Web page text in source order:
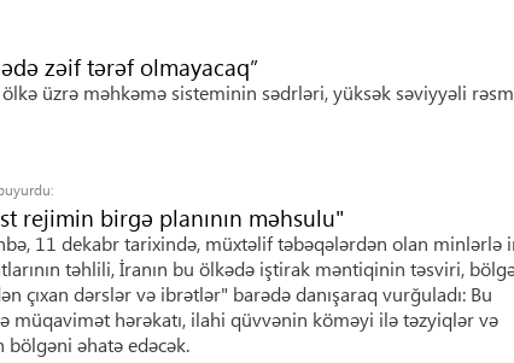
zəif tərəf olmayacaq”
üzrə məhkəmə sisteminin sədrləri, yüksək səviyyəli
rejimin birgə planının məhsulu"
11 dekabr tarixində, müxtəlif təbəqələrdən olan minlərlə
təhlili, İranın bu ölkədə iştirak məntiqinin təsviri,
çıxan dərslər və ibrətlər" barədə danışaraq vurğuladı: Bu
müqavimət hərəkatı, ilahi qüvvənin köməyi ilə təzyiqlər və
bölgəni əhatə edəcək.